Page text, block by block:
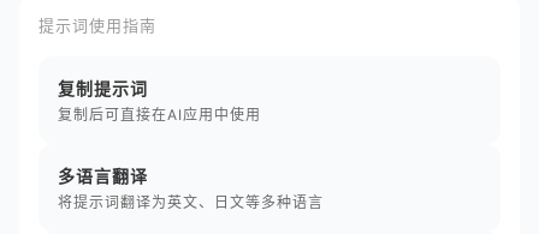
提示词使用指南
复制提示词
复制后可直接在AI应用中使用
多语言翻译
将提示词翻译为英文、日文等多种语言